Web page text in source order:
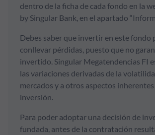
dentro de la ficha de cada fondo en la
by Singular Bank, en el apartado
Debes saber que invertir en este fondo
conllevar pérdidas, puesto que no
invertido. Singular Megatendencias FI
las variaciones derivadas de la
mercados y a otros aspectos inherentes
inversión.
Para poder adoptar una decisión de
fundada, antes de la contratación